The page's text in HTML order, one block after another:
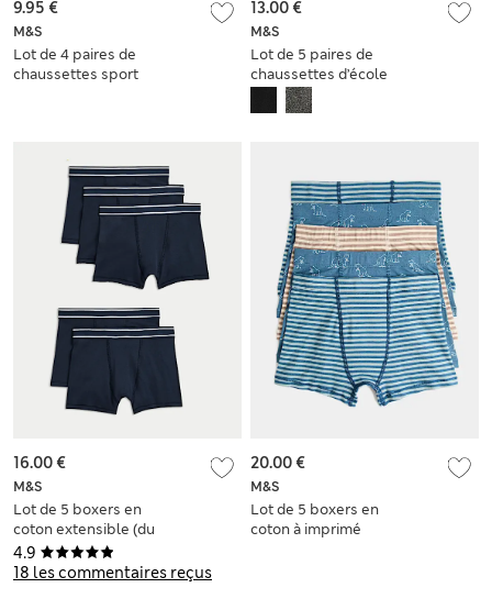
M&S
Lot de 4 paires de
chaussettes sport
9.95 €
M&S
Lot de 5 paires de
chaussettes d’école
confort en coton
mélangé
13.00 €
4.9
18 les commentaires reçus
M&S
Lot de 5 boxers en
coton extensible (du
5 au 16 ans)
16.00 €
M&S
Lot de 5 boxers en
coton à imprimé
20.00 €